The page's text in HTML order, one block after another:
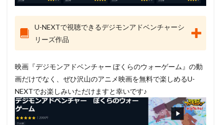
U-NEXTで視聴できるデジモンアドベンチャーシ
リーズ作品
映画『デジモンアドベンチャー ぼくらのウォーゲーム』の動
画だけでなく、ぜひ沢山のアニメ映画を無料で楽しめるU-
NEXTでお楽しみいただけますと幸いです♪